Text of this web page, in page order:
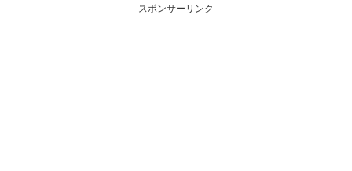
スポンサーリンク